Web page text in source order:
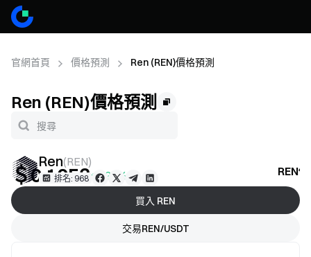
官網首頁 價格預測 Ren (REN)價格預測
Ren (REN)價格預測
Ren(REN)
排名: 968 REN
＄0.1053+0.21%
買入 REN
交易REN/USDT